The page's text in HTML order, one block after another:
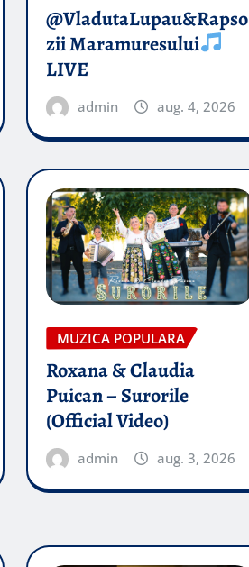
@VladutaLupau&Rapso
zii Maramuresului
LIVE
admin aug. 4, 2026
MUZICA POPULARA
Roxana & Claudia
Puican – Surorile
(Official Video)
admin aug. 3, 2026